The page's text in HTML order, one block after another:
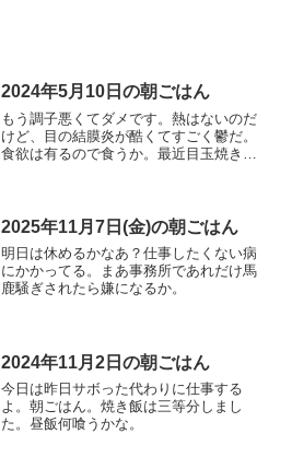
2024年5月10日の朝ごはん
もう調子悪くてダメです。熱はないのだ
けど、目の結膜炎が酷くてすごく鬱だ。
食欲は有るので食うか。最近目玉焼きを
2025年11月7日(金)の朝ごはん
明日は休めるかなあ？仕事したくない病
にかかってる。まあ事務所であれだけ馬
鹿騒ぎされたら嫌になるか。
2024年11月2日の朝ごはん
今日は昨日サボった代わりに仕事する
よ。朝ごはん。焼き飯は三等分しまし
た。昼飯何喰うかな。